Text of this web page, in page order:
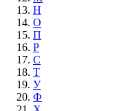
Н
О
П
Р
С
Т
У
Ф